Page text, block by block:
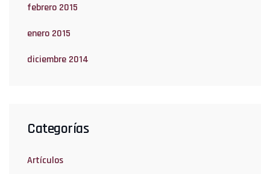
febrero 2015
enero 2015
diciembre 2014
Categorías
Artículos